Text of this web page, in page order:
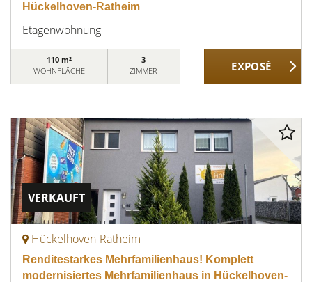
Hückelhoven-Ratheim
Etagenwohnung
110 m²
WOHNFLÄCHE
3
ZIMMER
VERKAUFT
Hückelhoven-Ratheim
Renditestarkes Mehrfamilienhaus! Komplett
modernisiertes Mehrfamilienhaus in Hückelhoven-